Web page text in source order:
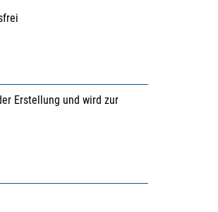
Erstellung und wird zur